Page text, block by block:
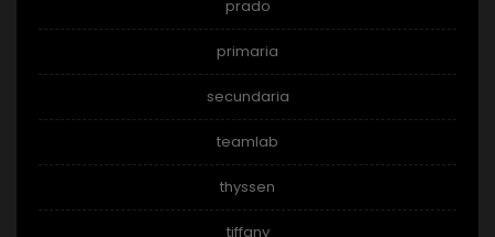
prado
primaria
secundaria
teamlab
thyssen
tiffany